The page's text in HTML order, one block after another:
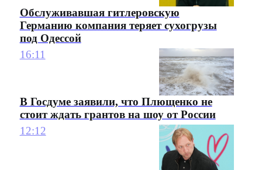
Обслуживавшая гитлеровскую
Германию компания теряет сухогрузы
под Одессой
16:11
В Госдуме заявили, что Плющенко не
стоит ждать грантов на шоу от России
12:12